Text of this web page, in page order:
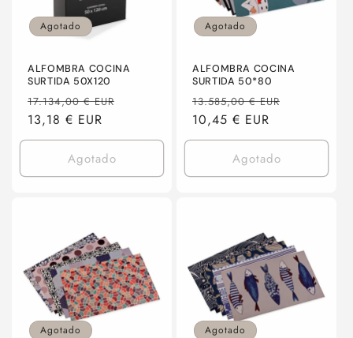
Agotado
ALFOMBRA COCINA
SURTIDA 50X120
Precio
habitual
17.134,00 € EUR
oferta
13,18 € EUR
Agotado
Agotado
ALFOMBRA COCINA
SURTIDA 50*80
Precio
habitual
13.585,00 € EUR
oferta
10,45 € EUR
Agotado
Agotado Agotado